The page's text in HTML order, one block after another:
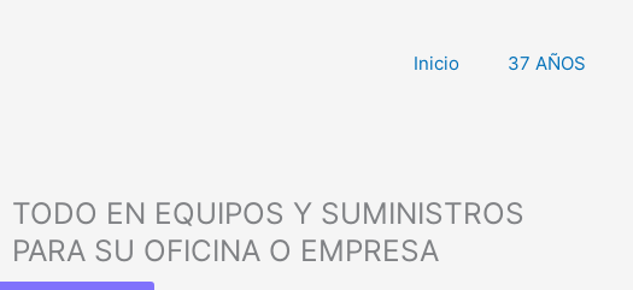
Inicio 37 AÑOS
TODO EN EQUIPOS Y SUMINISTROS
PARA SU OFICINA O EMPRESA